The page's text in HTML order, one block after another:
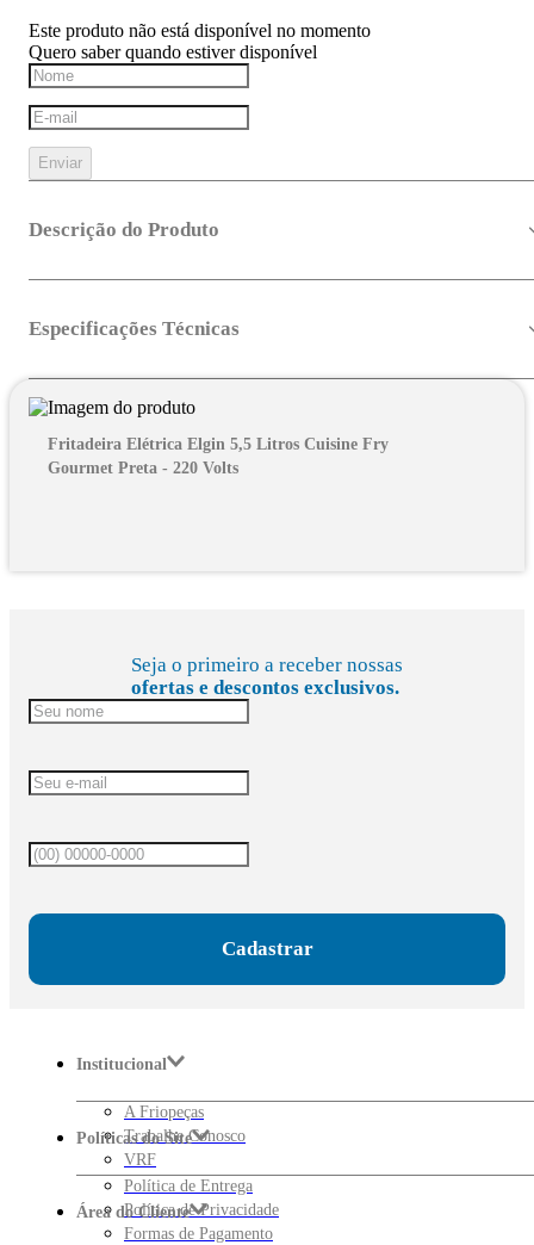
Este produto não está disponível no momento
Quero saber quando estiver disponível
Enviar
Descrição do Produto
Especificações Técnicas
Fritadeira Elétrica Elgin 5,5 Litros Cuisine Fry
Gourmet Preta - 220 Volts
Seja o primeiro a receber nossas
ofertas e descontos exclusivos.
Cadastrar
Institucional
A Friopeças
Trabalhe Conosco
VRF
Políticas do Site
Política de Entrega
Política de Privacidade
Formas de Pagamento
Área do Cliente